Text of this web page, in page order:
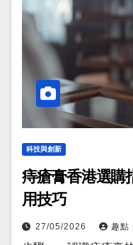
科技與創新
痔瘡膏香港選購
用技巧
27/05/2026 趣點